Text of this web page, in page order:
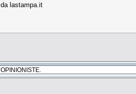
da lastampa.it